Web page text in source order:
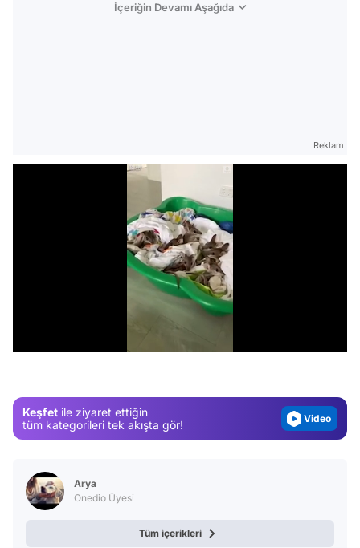
İçeriğin Devamı Aşağıda
Reklam
Keşfet ile ziyaret ettiğin
tüm kategorileri tek akışta gör!
Video
Arya
Onedio Üyesi
Tüm içerikleri